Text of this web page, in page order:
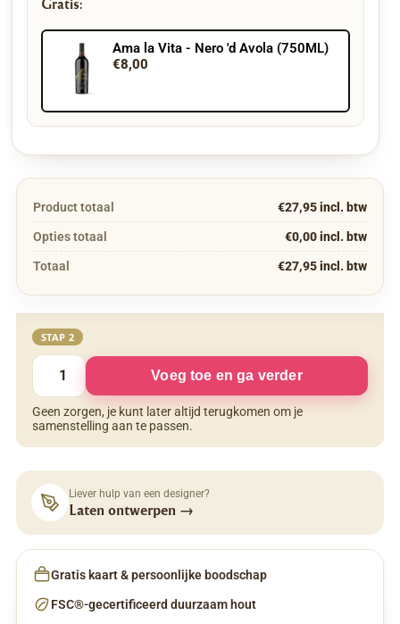
Ama la Vita - Nero 'd Avola (750ML)
€8,00
Product totaal €27,95 incl. btw
Opties totaal €0,00 incl. btw
Totaal €27,95 incl. btw
STAP 2
Voeg toe en ga verder
Geen zorgen, je kunt later altijd terugkomen om je
samenstelling aan te passen.
Liever hulp van een designer?
Laten ontwerpen →
Gratis kaart & persoonlijke boodschap
FSC®-gecertificeerd duurzaam hout